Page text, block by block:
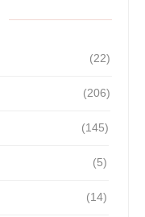
(22)
(206)
(145)
(5)
(14)